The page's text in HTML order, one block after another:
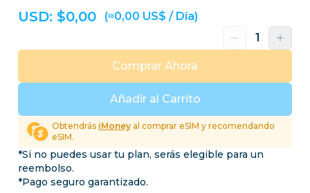
USD: $0,00 (≈0,00 US$ / Día)
Añadir al Carrito
Comprar Ahora
Obtendrás iMoneyal comprar eSIM y recomendando
eSIM.
*Si no puedes usar tu plan, serás elegible para un
reembolso.
*Pago seguro garantizado.